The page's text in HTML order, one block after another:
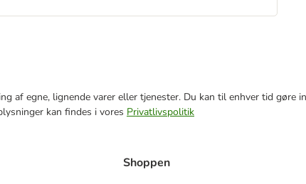
af egne, lignende varer eller tjenester. Du kan til enhver tid gøre
kan findes i vores Privatlivspolitik
Shoppen